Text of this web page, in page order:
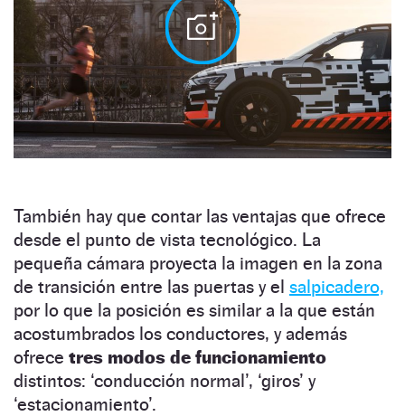
También hay que contar las ventajas que ofrece
desde el punto de vista tecnológico. La
pequeña cámara proyecta la imagen en la zona
de transición entre las puertas y el salpicadero,
por lo que la posición es similar a la que están
acostumbrados los conductores, y además
ofrece tres modos de funcionamiento
distintos: ‘conducción normal’, ‘giros’ y
‘estacionamiento’.